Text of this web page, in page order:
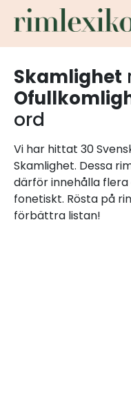
Skamlighet
ord
Vi har hittat 30
Skamlighet. Dessa
därför innehålla
fonetiskt. Rösta på
förbättra listan!